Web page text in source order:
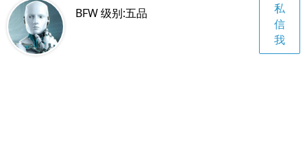
BFW 级别:五品
私
信
我